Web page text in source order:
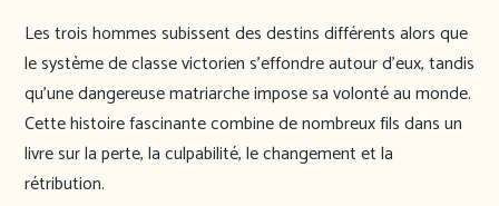
Les trois hommes subissent des destins différents alors que
le système de classe victorien s’effondre autour d’eux, tandis
qu’une dangereuse matriarche impose sa volonté au monde.
Cette histoire fascinante combine de nombreux fils dans un
livre sur la perte, la culpabilité, le changement et la
rétribution.